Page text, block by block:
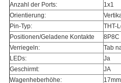
Anzahl der Ports:
1x1
Orientierung:
Pin-Typ:
THT-
Positionen/Geladene Kontakte
8P8C
Verriegeln:
Tab
LEDs:
Ja
Geschirmt:
JA
Wagenheberhöhe:
17mm